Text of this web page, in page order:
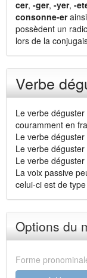
cer, -ger, -yer, -
consonne-er
possèdent un
lors de la
Verbe
Le verbe
couramment en
Le verbe
Le verbe
Le verbe
La voix passive
celui-ci est de
Options du
Forme